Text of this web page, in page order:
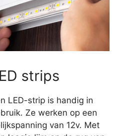
strips
LED-strip is handig in
Ze werken op een
van 12v. Met